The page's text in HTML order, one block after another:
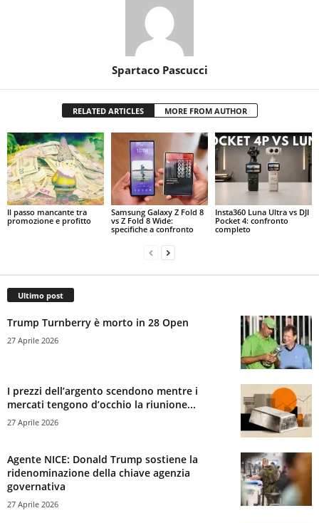
Spartaco Pascucci
RELATED ARTICLES MORE FROM AUTHOR
Il passo mancante tra
promozione e profitto
Samsung Galaxy Z Fold 8
vs Z Fold 8 Wide:
specifiche a confronto
Insta360 Luna Ultra vs DJI
Pocket 4: confronto
completo
Ultimo post
Trump Turnberry è morto in 28 Open
27 Aprile 2026
I prezzi dell’argento scendono mentre i
mercati tengono d’occhio la riunione...
27 Aprile 2026
Agente NICE: Donald Trump sostiene la
ridenominazione della chiave agenzia
governativa
27 Aprile 2026